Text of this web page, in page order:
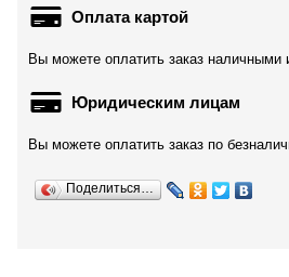
Оплата картой
Вы можете оплатить заказ наличными
Юридическим лицам
Вы можете оплатить заказ по
Поделиться…